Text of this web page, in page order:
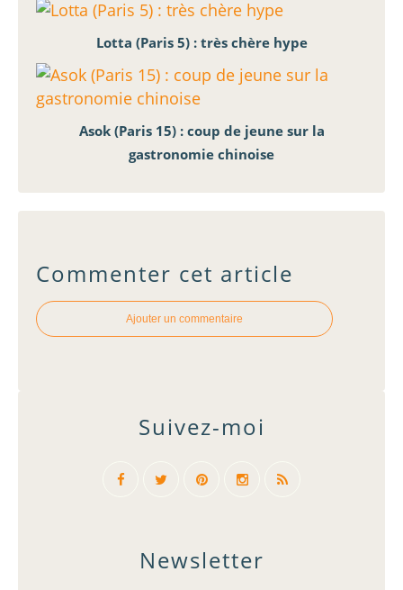
Lotta (Paris 5) : très chère hype
Asok (Paris 15) : coup de jeune sur la
gastronomie chinoise
Commenter cet article
Ajouter un commentaire
Newsletter
Suivez-moi